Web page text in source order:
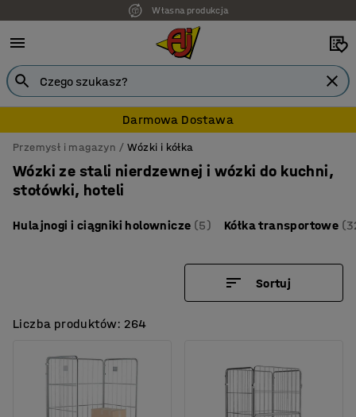
7 lat gwarancji
Darmowa Dostawa
Przemysł i magazyn Wózki i kółka
Wózki ze stali nierdzewnej i wózki do kuchni,
stołówki, hoteli
Hulajnogi i ciągniki holownicze (5) Kółka transportowe
Sortuj
Liczba produktów: 264